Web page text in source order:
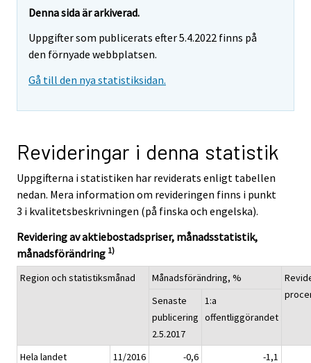
Denna sida är arkiverad.
Uppgifter som publicerats efter 5.4.2022 finns på
den förnyade webbplatsen.
Gå till den nya statistiksidan.
Revideringar i denna statistik
Uppgifterna i statistiken har reviderats enligt tabellen
nedan. Mera information om revideringen finns i punkt
3 i kvalitetsbeskrivningen (på finska och engelska).
Revidering av aktiebostadspriser, månadsstatistik,
månadsförändring 1)
Region och statistiksmånad Månadsförändring, %
Senaste
publicering
2.5.2017
1:a
offentliggörandet
Hela landet 11/2016 -0,6
-1,1